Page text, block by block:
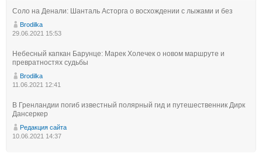
Соло на Денали: Шанталь Асторга о восхождении с лыжами и без
Brodilka
29.06.2021 15:53
Небесный капкан Барунце: Марек Холечек о новом маршруте и
превратностях судьбы
Brodilka
11.06.2021 12:41
В Гренландии погиб известный полярный гид и путешественник Дирк
Дансеркер
Редакция сайта
10.06.2021 14:37